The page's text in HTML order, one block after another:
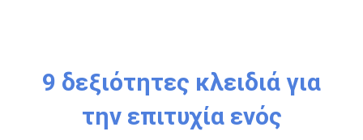
9 δεξιότητες κλειδιά για
την επιτυχία ενός